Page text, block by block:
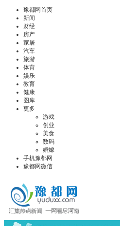
豫都网首页
新闻
财经
房产
家居
汽车
旅游
体育
娱乐
教育
健康
图库
更多
游戏
创业
美食
数码
婚嫁
手机豫都网
豫都网微信